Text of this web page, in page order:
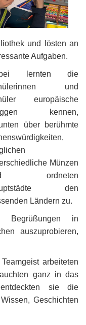
und lösten an
Aufgaben.
lernten die
und
europäische
kennen,
über berühmte
Münzen
ordneten
den
Ländern zu.
Begrüßungen in
auszuprobieren,
arbeiteten
ganz in das
sie die
Geschichten